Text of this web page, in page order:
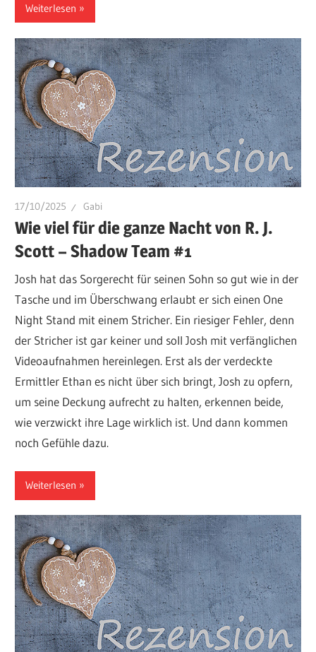
Weiterlesen
17/10/2025 Gabi
Wie viel für die ganze Nacht von R. J.
Scott – Shadow Team #1
Josh hat das Sorgerecht für seinen Sohn so gut wie in der
Tasche und im Überschwang erlaubt er sich einen One
Night Stand mit einem Stricher. Ein riesiger Fehler, denn
der Stricher ist gar keiner und soll Josh mit verfänglichen
Videoaufnahmen hereinlegen. Erst als der verdeckte
Ermittler Ethan es nicht über sich bringt, Josh zu opfern,
um seine Deckung aufrecht zu halten, erkennen beide,
wie verzwickt ihre Lage wirklich ist. Und dann kommen
noch Gefühle dazu.
Weiterlesen